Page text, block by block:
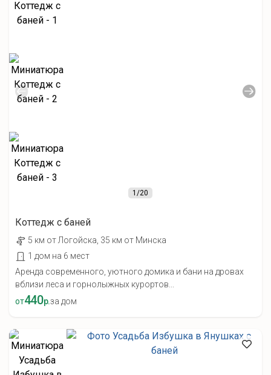
1/20
Коттедж с баней
5 км от Лoгойcка, 35 км от Минска
1 дом на 6 мест
Аренда современного, уютного домика и бани на дровах
вблизи леса и горнолыжных курортов...
от440р.за дом